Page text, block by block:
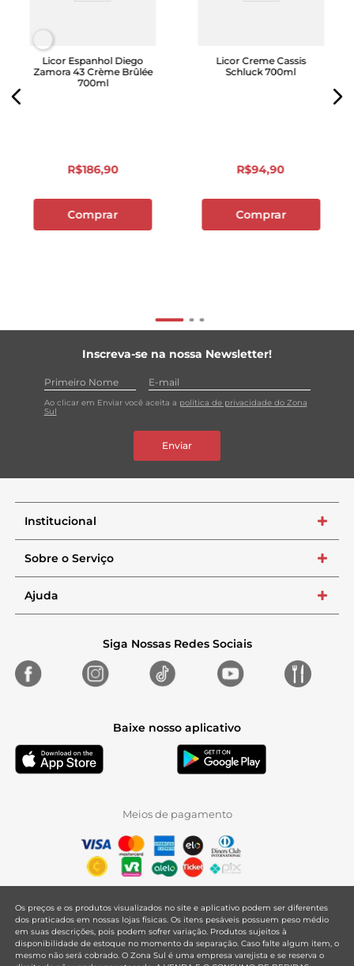
Licor Espanhol Diego
Zamora 43 Crème Brûlée
700ml
R$186,90
Comprar
Licor Creme Cassis
Schluck 700ml
R$94,90
Comprar
Inscreva-se na nossa Newsletter!
Ao clicar em Enviar você aceita a política de privacidade do Zona
Sul
Enviar
Institucional +
Sobre o Serviço +
Ajuda +
Siga Nossas Redes Sociais
Baixe nosso aplicativo
Meios de pagamento
Os preços e os produtos visualizados no site e aplicativo podem ser diferentes
dos praticados em nossas lojas físicas. Os itens pesáveis possuem peso médio
em suas descrições, pois podem sofrer variação. Produtos sujeitos à
disponibilidade de estoque no momento da separação. Caso falte algum item, o
mesmo não será cobrado. O Zona Sul é uma empresa varejista e se reserva o